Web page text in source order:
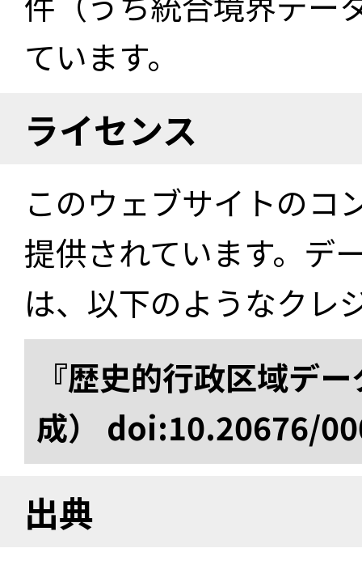
ています。
ライセンス
このウェブサイトのコ
提供されています。デ
は、以下のようなクレ
『歴史的行政区域デ
成） doi:10.20676/
出典